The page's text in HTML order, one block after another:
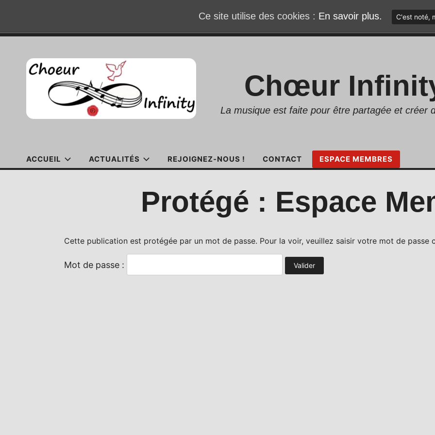
contenu
Chœur
La musique est faite pour être partagée et créer
ACCUEIL ACTUALITÉS REJOIGNEZ-NOUS ! CONTACT ESPACE MEMBRES
Protégé : Espace
Cette publication est protégée par un mot de passe. Pour la voir, veuillez saisir votre mot de passe
Mot de passe :
Ce site utilise des cookies : En savoir plus. C'est noté,